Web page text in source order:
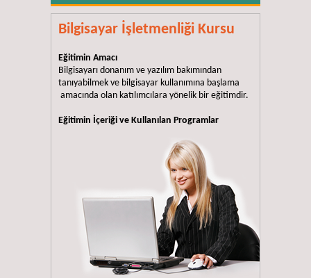
Bilgisayar İşletmenliği Kursu
Eğitimin Amacı
Bilgisayarı donanım ve yazılım bakımından
tanıyabilmek ve bilgisayar kullanımına başlama
amacında olan katılımcılara yönelik bir eğitimdir.
Eğitimin İçeriği ve Kullanılan Programlar